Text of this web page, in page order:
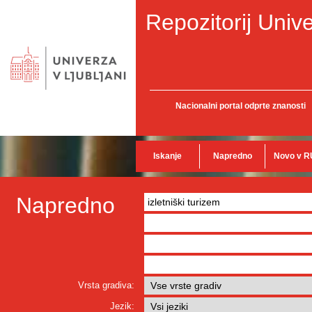
Repozitorij
Nacionalni portal odprte znanosti
Iskanje Napredno Novo v
Napredno
Vrsta gradiva:
Jezik: